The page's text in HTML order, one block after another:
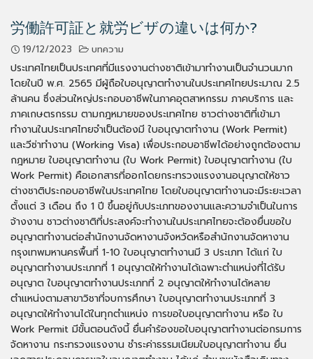
労働許可証と就労ビザの違いは何か?
19/12/2023 บทความ
ประเทศไทยเป็นประเทศที่มีแรงงานต่างชาติเข้ามาทำงานเป็นจำนวนมาก
โดยในปี พ.ศ. 2565 มีผู้ถือใบอนุญาตทำงานในประเทศไทยประมาณ 2.5
ล้านคน ซึ่งส่วนใหญ่ประกอบอาชีพในภาคอุตสาหกรรม ภาคบริการ และ
ภาคเกษตรกรรม ตามกฎหมายของประเทศไทย ชาวต่างชาติที่เข้ามา
ทำงานในประเทศไทยจำเป็นต้องมี ใบอนุญาตทำงาน (Work Permit)
และวีซ่าทำงาน (Working Visa) เพื่อประกอบอาชีพได้อย่างถูกต้องตาม
กฎหมาย ใบอนุญาตทำงาน (ใบ Work Permit) ใบอนุญาตทำงาน (ใบ
Work Permit) คือเอกสารที่ออกโดยกระทรวงแรงงานอนุญาตให้ชาว
ต่างชาติประกอบอาชีพในประเทศไทย โดยใบอนุญาตทำงานจะมีระยะเวลา
ตั้งแต่ 3 เดือน ถึง 1 ปี ขึ้นอยู่กับประเภทของงานและความจำเป็นในการ
จ้างงาน ชาวต่างชาติที่ประสงค์จะทำงานในประเทศไทยจะต้องยื่นขอใบ
อนุญาตทำงานต่อสำนักงานจัดหางานจังหวัดหรือสำนักงานจัดหางาน
กรุงเทพมหานครพื้นที่ 1-10 ใบอนุญาตทำงานมี 3 ประเภท ได้แก่ ใบ
อนุญาตทำงานประเภทที่ 1 อนุญาตให้ทำงานได้เฉพาะตำแหน่งที่ได้รับ
อนุญาต ใบอนุญาตทำงานประเภทที่ 2 อนุญาตให้ทำงานได้หลาย
ตำแหน่งตามสาขาวิชาที่จบการศึกษา ใบอนุญาตทำงานประเภทที่ 3
อนุญาตให้ทำงานได้ในทุกตำแหน่ง การขอใบอนุญาตทำงาน หรือ ใบ
Work Permit มีขั้นตอนดังนี้ ยื่นคำร้องขอใบอนุญาตทำงานต่อกรมการ
จัดหางาน กระทรวงแรงงาน ชำระค่าธรรมเนียมใบอนุญาตทำงาน ยื่น